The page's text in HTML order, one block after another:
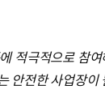
적극적으로 참
안전한 사업장이